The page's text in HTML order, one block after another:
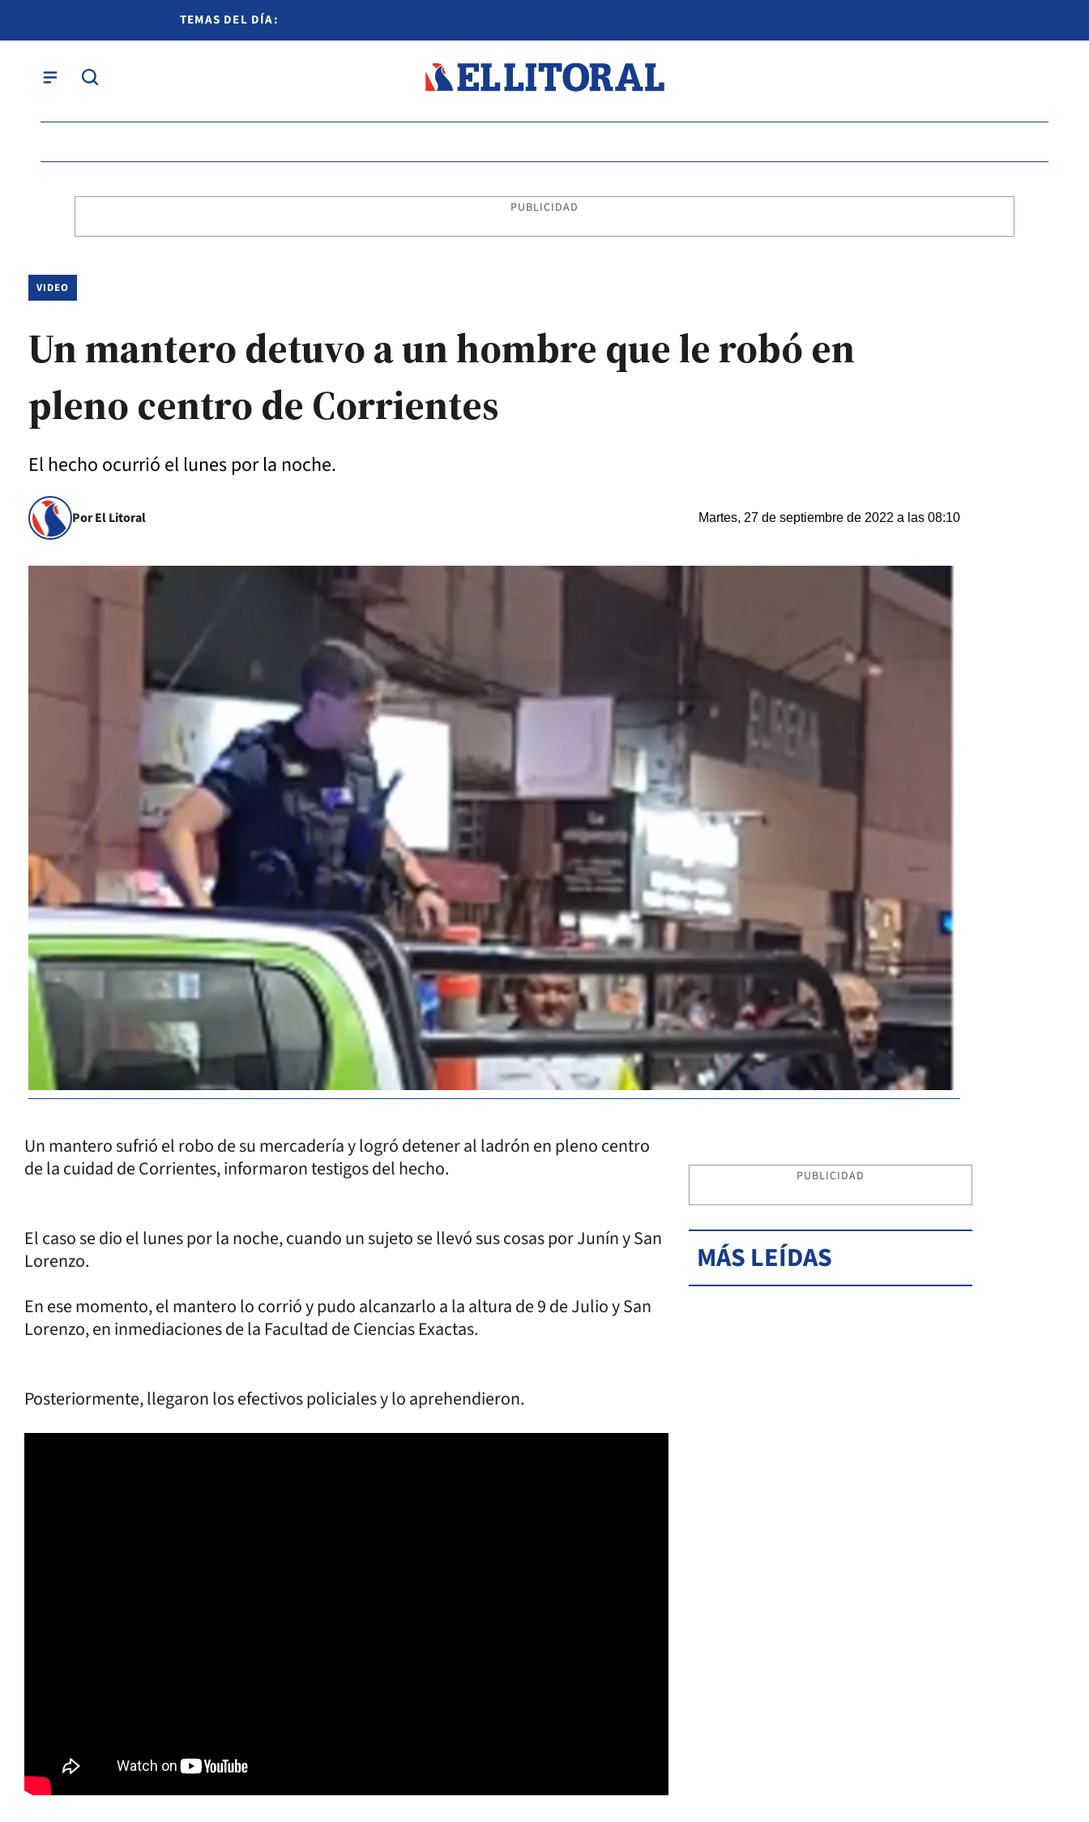
TEMAS DEL DÍA:
PUBLICIDAD
VIDEO
Un mantero detuvo a un hombre que le robó en
pleno centro de Corrientes
El hecho ocurrió el lunes por la noche.
Por El Litoral Martes, 27 de septiembre de 2022 a las 08:10
Un mantero sufrió el robo de su mercadería y logró detener al ladrón en pleno centro
de la cuidad de Corrientes, informaron testigos del hecho.
El caso se dio el lunes por la noche, cuando un sujeto se llevó sus cosas por Junín y San
Lorenzo.
En ese momento, el mantero lo corrió y pudo alcanzarlo a la altura de 9 de Julio y San
Lorenzo, en inmediaciones de la Facultad de Ciencias Exactas.
Posteriormente, llegaron los efectivos policiales y lo aprehendieron.
PUBLICIDAD
MÁS LEÍDAS